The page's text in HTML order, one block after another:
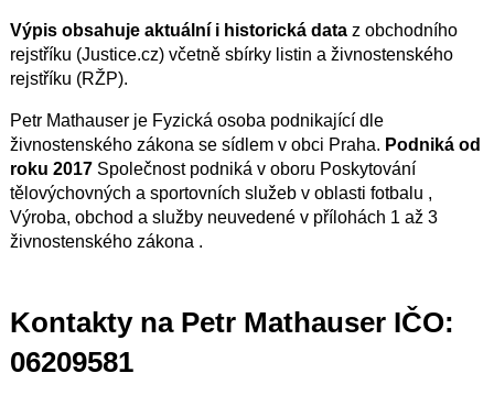
Výpis obsahuje aktuální i historická dataz obchodního
rejstříku (Justice.cz) včetně sbírky listin a živnostenského
rejstříku (RŽP).
Petr Mathauser je Fyzická osoba podnikající dle
živnostenského zákona se sídlem v obci Praha. Podniká od
roku 2017 Společnost podniká v oboru Poskytování
tělovýchovných a sportovních služeb v oblasti fotbalu ,
Výroba, obchod a služby neuvedené v přílohách 1 až 3
živnostenského zákona .
Kontakty na Petr Mathauser IČO:
06209581